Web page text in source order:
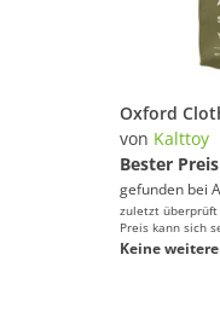
von Kalttoy
Bester Preis
gefunden bei
zuletzt überprüft
Preis kann sich
Keine